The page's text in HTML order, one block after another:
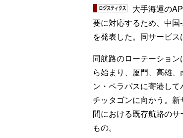
大手海運の
要に対応するため、中
を発表した。同サービス
同航路のローテーショ
ら始まり、厦門、高雄、
ン・ペラパスに寄港し
チッタゴンに向かう。
間における既存航路の
もの。